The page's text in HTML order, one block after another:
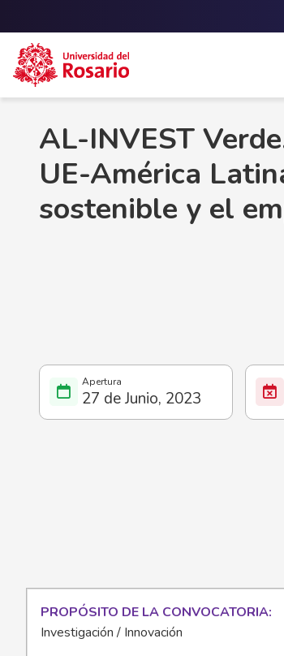
27 de Junio, 2023
AL-INVEST
UE-América
sostenible y el
PROPÓSITO DE LA CONVOCATORIA
Investigación / Innovación